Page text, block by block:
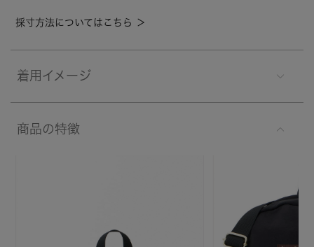
採寸方法についてはこちら ＞
着用イメージ
商品の特徴